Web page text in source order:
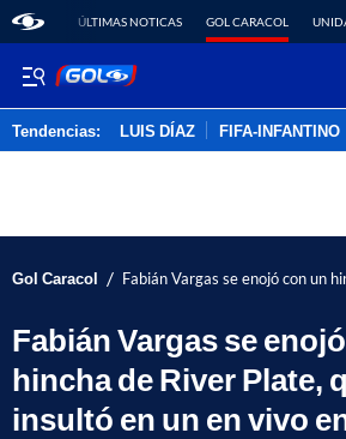
ÚLTIMAS NOTICAS GOL CARACOL
Tendencias: LUIS DÍAZ FIFA-INFANTINO
Gol Caracol / Fabián Vargas se enojó con un
Fabián Vargas se
hincha de River Plate,
insultó en un en vivo